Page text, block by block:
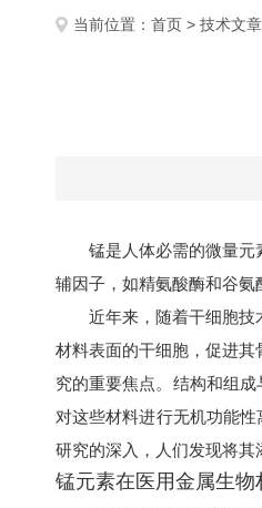
当前位置： 首页 > 技术文章
锰是人体必需的微量
辅因子，如精氨酸酶和谷
近年来，随着干细胞
材料表面的干细胞，促进
究的重要焦点。结构和组
对这些材料进行无机功能
研究的深入，人们发现将
锰元素在医用金属生物